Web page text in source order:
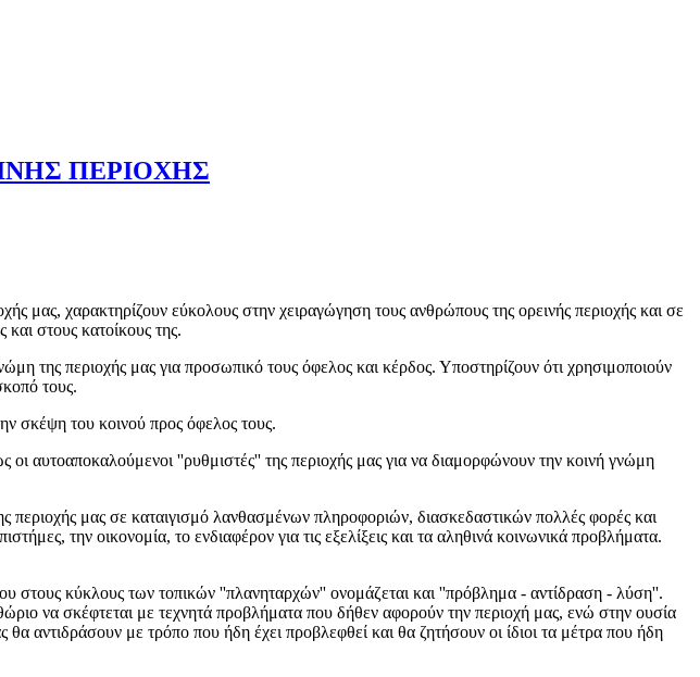
ΠΕΡΙΟΧΗΣ
χαρακτηρίζουν εύκολους στην χειραγώγηση τους ανθρώπους της ορεινής περιοχής και σε
στους κατοίκους της.
της περιοχής μας για προσωπικό τους όφελος και κέρδος. Υποστηρίζουν ότι χρησιμοποιούν
τους.
σκέψη του κοινού προς όφελος τους.
αυτοαποκαλούμενοι ''ρυθμιστές'' της περιοχής μας για να διαμορφώνουν την κοινή γνώμη
μας σε καταιγισμό λανθασμένων πληροφοριών, διασκεδαστικών πολλές φορές και
την οικονομία, το ενδιαφέρον για τις εξελίξεις και τα αληθινά κοινωνικά προβλήματα.
κύκλους των τοπικών ''πλανηταρχών'' ονομάζεται και ''πρόβλημα - αντίδραση - λύση''.
να σκέφτεται με τεχνητά προβλήματα που δήθεν αφορούν την περιοχή μας, ενώ στην ουσία
αντιδράσουν με τρόπο που ήδη έχει προβλεφθεί και θα ζητήσουν οι ίδιοι τα μέτρα που ήδη